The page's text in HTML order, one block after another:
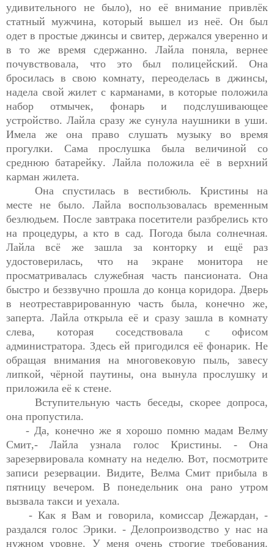
удивительного не было), но её внимание привлёк
статный мужчина, который вышел из неё. Он был
одет в простые джинсы и свитер, держался уверенно и
в то же время сдержанно. Лайла поняла, вернее
почувствовала, что это был полицейский. Она
бросилась в свою комнату, переоделась в джинсы,
надела свой жилет с карманами, в которые положила
набор отмычек, фонарь и подслушивающее
устройство. Лайла сразу же сунула наушники в уши.
Имела же она право слушать музыку во время
прогулки. Сама прослушка была величиной со
среднюю батарейку. Лайла положила её в верхний
карман жилета.
Она спустилась в вестибюль. Кристины на
месте не было. Лайла воспользовалась временным
безлюдьем. После завтрака посетители разбрелись кто
на процедуры, а кто в сад. Погода была солнечная.
Лайла всё же зашла за конторку и ещё раз
удостоверилась, что на экране монитора не
просматривалась служебная часть пансионата. Она
быстро и беззвучно прошла до конца коридора. Дверь
в неотреставрированную часть была, конечно же,
заперта. Лайла открыла её и сразу зашла в комнату
слева, которая соседствовала с офисом
администратора. Здесь ей пригодился её фонарик. Не
обращая внимания на многовековую пыль, завесу
липкой, чёрной паутины, она вынула прослушку и
приложила её к стене.
Вступительную часть беседы, скорее допроса,
она пропустила.
- Да, конечно же я хорошо помню мадам Велму
Смит,- Лайла узнала голос Кристины. - Она
зарезервировала комнату на неделю. Вот, посмотрите
записи резервации. Видите, Велма Смит прибыла в
пятницу вечером. В понедельник она рано утром
вызвала такси и уехала.
- Как я Вам и говорила, комиссар Дежардан, -
раздался голос Эрики. - Делопроизводство у нас на
нужном уровне. У меня очень строгие требования.